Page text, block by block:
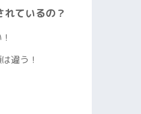
ているの？
違う！